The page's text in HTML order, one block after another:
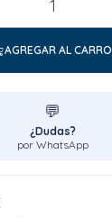
AGREGAR AL CARRO
💬
¿Dudas?
por WhatsApp